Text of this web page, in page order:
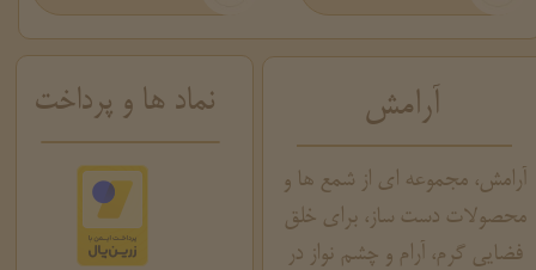
نماد ها و پرداخت آرامش
آرامش، مجموعه ای از شمع ها و
محصولات دست ساز، برای خلق
فضایی گرم، آرام و چشم نواز در